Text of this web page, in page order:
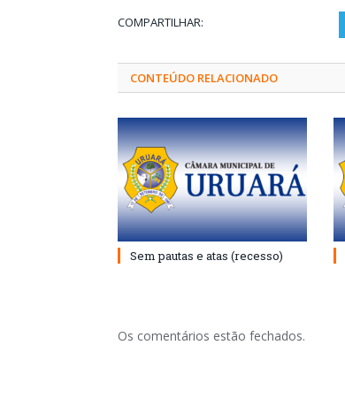
COMPARTILHAR:
CONTEÚDO RELACIONADO
Sem pautas e atas (recesso)
Os comentários estão fechados.